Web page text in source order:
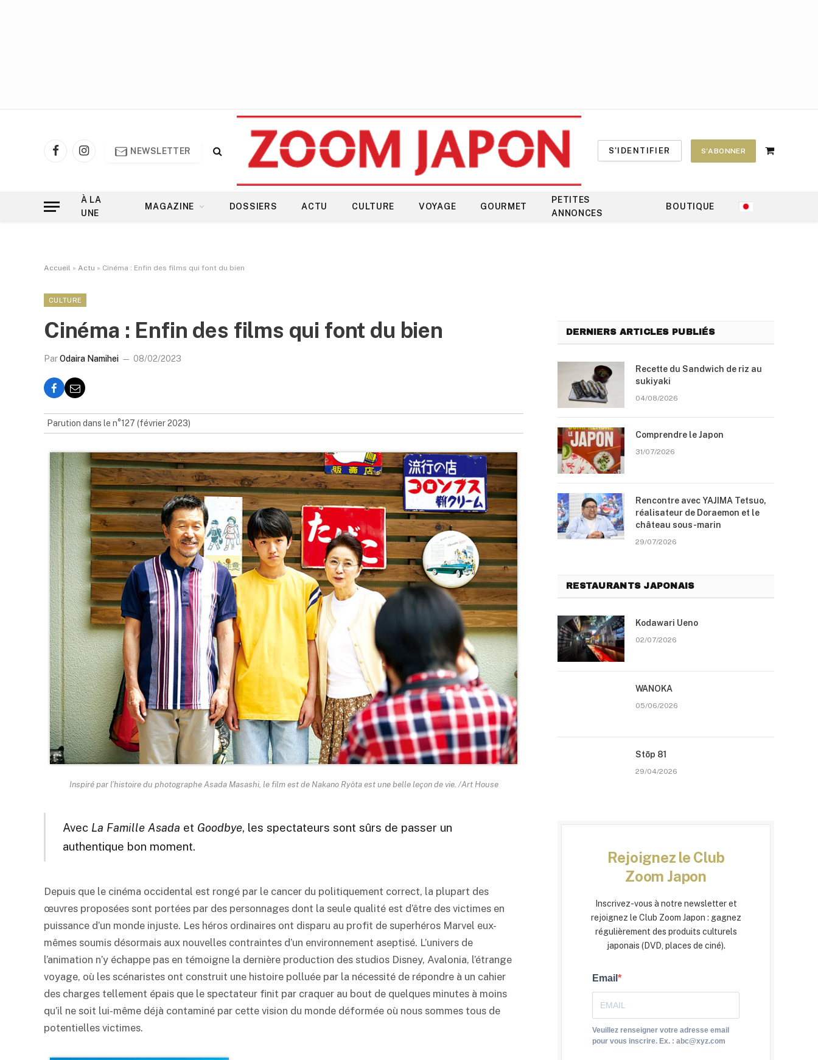
FacebookInstagram
NEWSLETTER S'IDENTIFIER S'ABONNER
Shopping
À LA
UNE
MAGAZINE DOSSIERS ACTU CULTURE VOYAGE GOURMET
PETITES
ANNONCES
BOUTIQUE
Accueil » Actu » Cinéma : Enfin des films qui font du bien
CULTURE
Cinéma : Enfin des films qui font du bien
ParOdaira Namihei 08/02/2023
Parution dans le n°127 (février 2023)
Inspiré par l’histoire du photographe Asada Masashi, le film est de Nakano Ryôta est une belle leçon de vie. /Art House
Avec La Famille Asada et Goodbye, les spectateurs sont sûrs de passer un
authentique bon moment.
Depuis que le cinéma occidental est rongé par le cancer du politiquement correct, la plupart des
œuvres proposées sont portées par des personnages dont la seule qualité est d’être des victimes en
puissance d’un monde injuste. Les héros ordinaires ont disparu au profit de superhéros Marvel eux-
mêmes soumis désormais aux nouvelles contraintes d’un environnement aseptisé. L’univers de
l’animation n’y échappe pas en témoigne la dernière production des studios Disney, Avalonia, l’étrange
voyage, où les scénaristes ont construit une histoire polluée par la nécessité de répondre à un cahier
des charges tellement épais que le spectateur finit par craquer au bout de quelques minutes à moins
qu’il ne soit lui-même déjà contaminé par cette vision du monde déformée où nous sommes tous de
potentielles victimes.
DERNIERS ARTICLES PUBLIÉS
Recette du Sandwich de riz au
sukiyaki
04/08/2026
Comprendre le Japon
31/07/2026
Rencontre avec YAJIMA Tetsuo,
réalisateur de Doraemon et le
château sous-marin
29/07/2026
RESTAURANTS JAPONAIS
Kodawari Ueno
02/07/2026
WANOKA
05/06/2026
Stōp 81
29/04/2026
Rejoignez le Club
Zoom Japon
Inscrivez-vous à notre newsletter et
rejoignez le Club Zoom Japon : gagnez
régulièrement des produits culturels
japonais (DVD, places de ciné).
Email
Veuillez renseigner votre adresse email
pour vous inscrire. Ex. : abc@xyz.com